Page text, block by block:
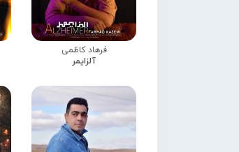
فرهاد کاظمی
آلزایمر